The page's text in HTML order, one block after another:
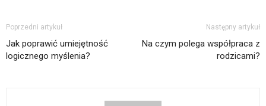
Poprzedni artykuł
Jak poprawić umiejętność
logicznego myślenia?
Następny artykuł
Na czym polega współpraca z
rodzicami?